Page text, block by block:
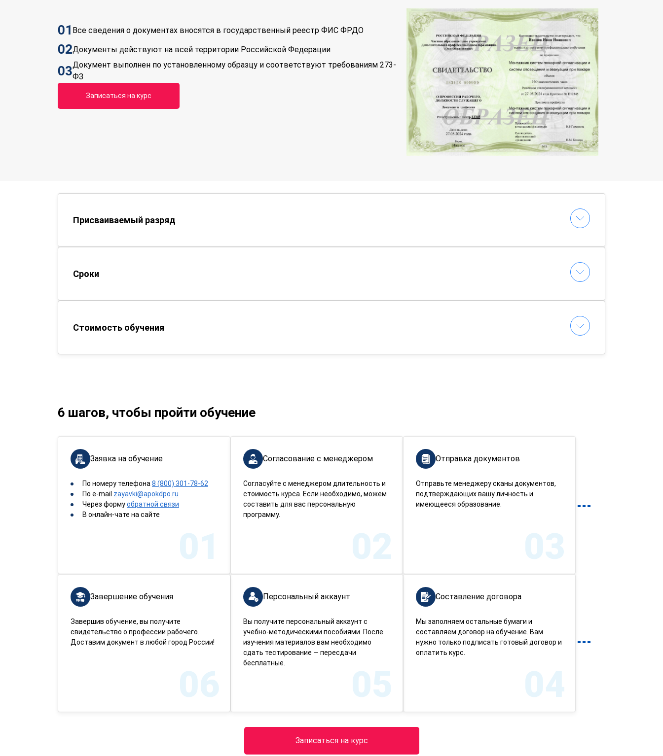
01 Все сведения о документах вносятся в государственный реестр ФИС ФРДО
02Документы действуют на всей территории Российской Федерации
03Документ выполнен по установленному образцу и соответствуют требованиям 273-
ФЗ
Записаться на курс
Присваиваемый разряд
Сроки
Стоимость обучения
6 шагов, чтобы пройти обучение
Заявка на обучение
По номеру телефона 8 (800) 301-78-62
По e-mail zayavki@apokdpo.ru
Через формуобратной связи
В онлайн-чате на сайте
01
Согласование с менеджером
Согласуйте с менеджером длительность и
стоимость курса. Если необходимо, можем
составить для вас персональную
программу.
02
Отправка документов
Отправьте менеджеру сканы документов,
подтверждающих вашу личность и
имеющееся образование.
03
Составление договора
Мы заполняем остальные бумаги и
составляем договор на обучение. Вам
нужно только подписать готовый договор и
оплатить курс.
04
Персональный аккаунт
Вы получите персональный аккаунт с
учебно-методическими пособиями. После
изучения материалов вам необходимо
сдать тестирование — пересдачи
бесплатные.
05
Завершение обучения
Завершив обучение, вы получите
свидетельство о профессии рабочего.
Доставим документ в любой город России!
06
Записаться на курс